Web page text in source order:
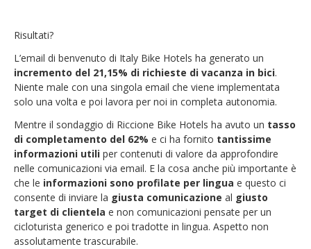
Risultati?
L’email di benvenuto di Italy Bike Hotels ha generato un
incremento del 21,15% di richieste di vacanza in bici.
Niente male con una singola email che viene implementata
solo una volta e poi lavora per noi in completa autonomia.
Mentre il sondaggio di Riccione Bike Hotels ha avuto un tasso
di completamento del 62% e ci ha fornito tantissime
informazioni utili per contenuti di valore da approfondire
nelle comunicazioni via email. E la cosa anche più importante è
che le informazioni sono profilate per lingua e questo ci
consente di inviare la giusta comunicazione al giusto
target di clientela e non comunicazioni pensate per un
cicloturista generico e poi tradotte in lingua. Aspetto non
assolutamente trascurabile.